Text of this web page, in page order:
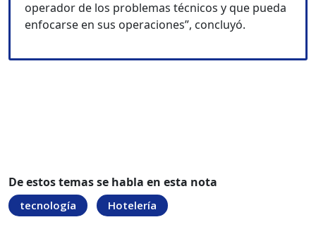
operador de los problemas técnicos y que pueda
enfocarse en sus operaciones”, concluyó.
De estos temas se habla en esta nota
tecnología Hotelería